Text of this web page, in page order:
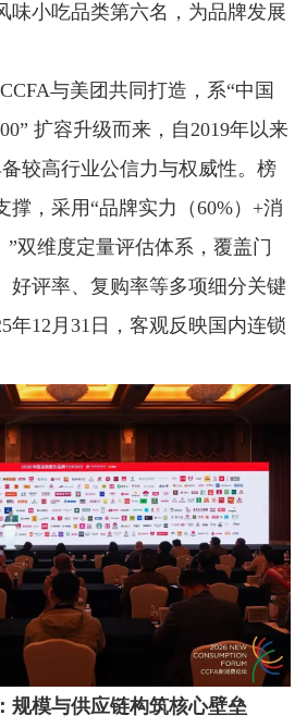
味小吃品类第六名，为品牌发展
与美团共同打造，系“中国
扩容升级而来，自2019年以来
较高行业公信力与权威性。榜
撑，采用“品牌实力（60%）+消
”双维度定量评估体系，覆盖门
好评率、复购率等多项细分关键
年12月31日，客观反映国内连锁
规模与供应链构筑核心壁垒